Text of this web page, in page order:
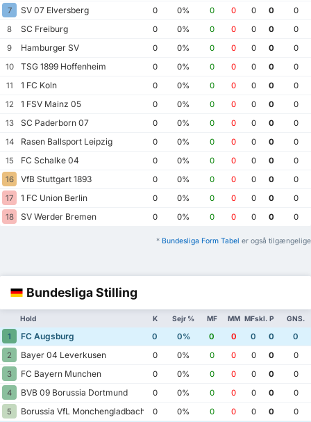
7
SV 07 Elversberg 0 0% 0 0 0 0
0
8
SC Freiburg 0 0% 0 0 0 0
0
9
Hamburger SV 0 0% 0 0 0 0
0
10
TSG 1899 Hoffenheim 0 0% 0 0 0 0
0
11
1 FC Koln 0 0% 0 0 0 0
0
12
1 FSV Mainz 05 0 0% 0 0 0 0
0
13
SC Paderborn 07 0 0% 0 0 0 0
0
14
Rasen Ballsport Leipzig 0 0% 0 0 0 0
0
15
FC Schalke 04 0 0% 0 0 0 0
0
16
VfB Stuttgart 1893 0 0% 0 0 0 0
0
17
1 FC Union Berlin 0 0% 0 0 0 0
0
18
SV Werder Bremen 0 0% 0 0 0 0 0
* Bundesliga Form Tabel er også tilgængelige
Bundesliga Stilling
Hold K Sejr % MF MM MFskl. P GNS.
1 FC Augsburg 0 0% 0 0 0 0
0
2
Bayer 04 Leverkusen 0 0% 0 0 0 0
0
3
FC Bayern Munchen 0 0% 0 0 0 0
0
4
BVB 09 Borussia Dortmund 0 0% 0 0 0 0
0
5
Borussia VfL Monchengladbach 0 0% 0 0 0 0
0